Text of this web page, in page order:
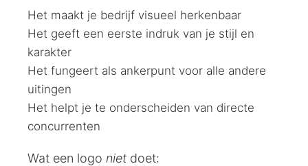
Het maakt je bedrijf visueel herkenbaar
Het geeft een eerste indruk van je stijl en
karakter
Het fungeert als ankerpunt voor alle andere
uitingen
Het helpt je te onderscheiden van directe
concurrenten
Wat een logo niet doet: